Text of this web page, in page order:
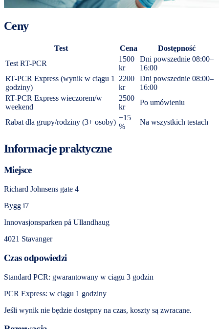
Ceny
Test Cena
Dostępność
Test RT-PCR
1500
kr
Dni powszednie 08:00–
16:00
RT-PCR Express (wynik w ciągu 1
godziny)
2200
kr
Dni powszednie 08:00–
16:00
RT-PCR Express wieczorem/w
weekend
2500
kr
Po umówieniu
Rabat dla grupy/rodziny (3+ osoby)
−15
%
Na wszystkich testach
Informacje praktyczne
Miejsce
Richard Johnsens gate 4
Bygg i7
Innovasjonsparken på Ullandhaug
4021 Stavanger
Czas odpowiedzi
Standard PCR: gwarantowany w ciągu 3 godzin
PCR Express: w ciągu 1 godziny
Jeśli wynik nie będzie dostępny na czas, koszty są zwracane.